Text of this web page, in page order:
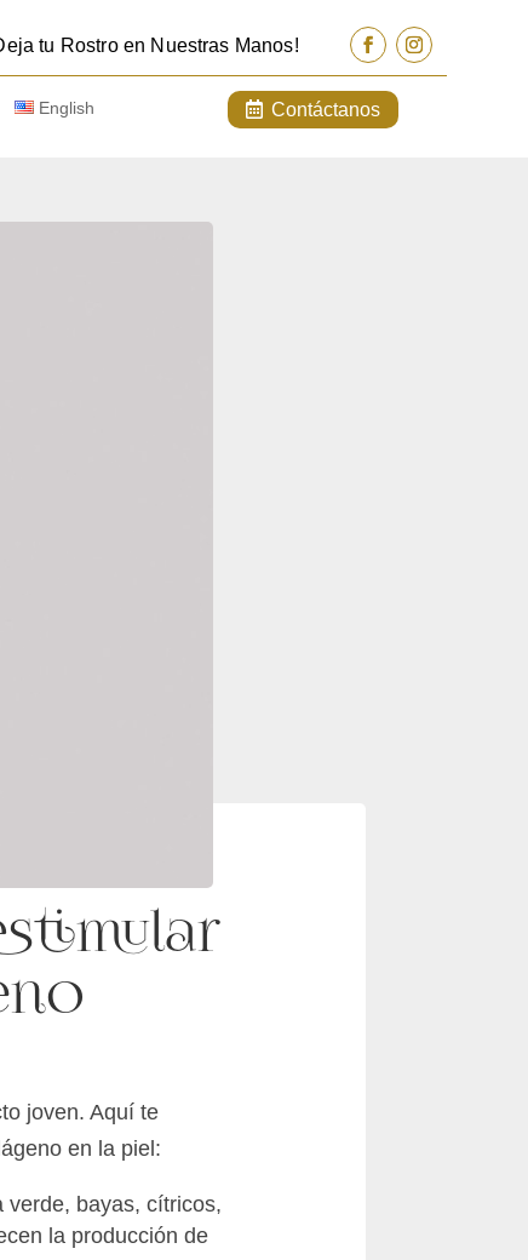
tu Rostro en Nuestras Manos!
English Contáctanos
joven. Aquí te
en la piel:
verde, bayas, cítricos,
la producción de